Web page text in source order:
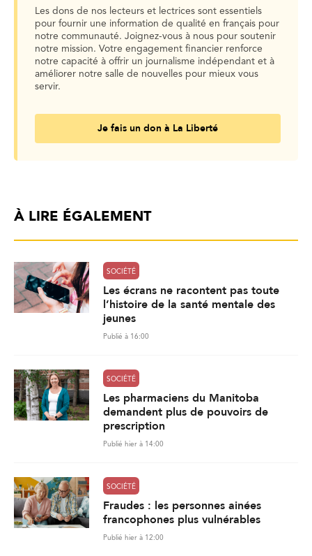
Les dons de nos lecteurs et lectrices sont essentiels
pour fournir une information de qualité en français pour
notre communauté. Joignez-vous à nous pour soutenir
notre mission. Votre engagement financier renforce
notre capacité à offrir un journalisme indépendant et à
améliorer notre salle de nouvelles pour mieux vous
servir.
Je fais un don à La Liberté
À LIRE ÉGALEMENT
SOCIÉTÉ
Les écrans ne racontent pas toute
l’histoire de la santé mentale des
jeunes
Publié à 16:00
SOCIÉTÉ
Les pharmaciens du Manitoba
demandent plus de pouvoirs de
prescription
Publié hier à 14:00
SOCIÉTÉ
Fraudes : les personnes ainées
francophones plus vulnérables
Publié hier à 12:00